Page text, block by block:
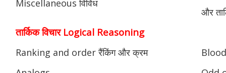
Miscellaneous विविध
और
तार्किक विचार Logical Reasoning
Ranking and order रैंकिंग और क्रम